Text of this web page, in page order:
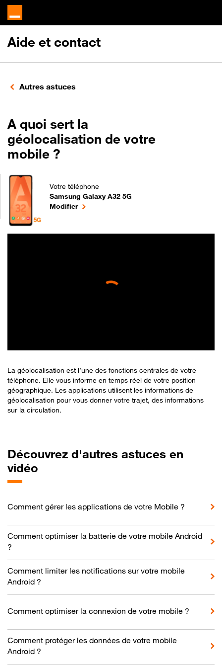
Aide et contact
Autres astuces
A quoi sert la
géolocalisation de votre
mobile ?
Votre téléphone
Samsung Galaxy A32 5G
A quoi sert la géolocalisation de votre mobile ?
Modifierle téléphone sélectionné
La géolocalisation est l’une des fonctions centrales de votre
téléphone. Elle vous informe en temps réel de votre position
géographique. Les applications utilisent les informations de
géolocalisation pour vous donner votre trajet, des informations
sur la circulation.
Découvrez d'autres astuces en
vidéo
Comment gérer les applications de votre Mobile ?
Comment optimiser la batterie de votre mobile Android
?
Comment limiter les notifications sur votre mobile
Android ?
Comment optimiser la connexion de votre mobile ?
Comment protéger les données de votre mobile
Android ?